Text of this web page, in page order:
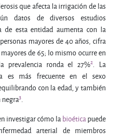
que afecta la irrigación de las
datos de diversos estudios
de esta entidad aumenta con la
mayores de 40 años, cifra
de 65; lo mismo ocurre en
prevalencia ronda el 27%2. La
es más frecuente en el sexo
con la edad, y también
negra3.
investigar cómo labioéticapuede
arterial de miembros